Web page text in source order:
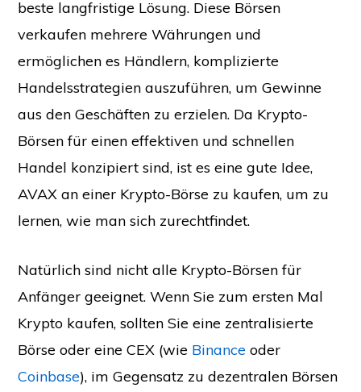
beste langfristige Lösung. Diese Börsen
verkaufen mehrere Währungen und
ermöglichen es Händlern, komplizierte
Handelsstrategien auszuführen, um Gewinne
aus den Geschäften zu erzielen. Da Krypto-
Börsen für einen effektiven und schnellen
Handel konzipiert sind, ist es eine gute Idee,
AVAX an einer Krypto-Börse zu kaufen, um zu
lernen, wie man sich zurechtfindet.
Natürlich sind nicht alle Krypto-Börsen für
Anfänger geeignet. Wenn Sie zum ersten Mal
Krypto kaufen, sollten Sie eine zentralisierte
Börse oder eine CEX (wie Binance oder
Coinbase), im Gegensatz zu dezentralen Börsen